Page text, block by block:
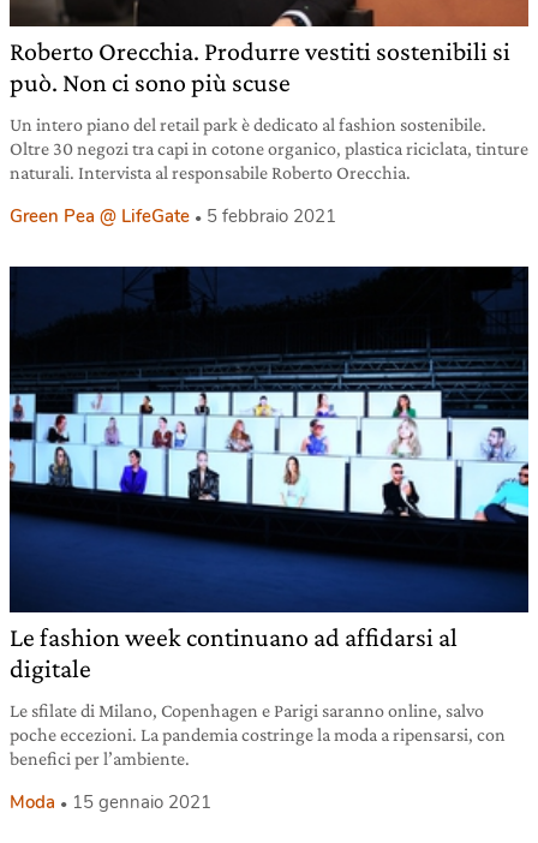
Roberto Orecchia. Produrre vestiti sostenibili si
può. Non ci sono più scuse
Un intero piano del retail park è dedicato al fashion sostenibile.
Oltre 30 negozi tra capi in cotone organico, plastica riciclata, tinture
naturali. Intervista al responsabile Roberto Orecchia.
Green Pea @ LifeGate 5 febbraio 2021
Le fashion week continuano ad affidarsi al
digitale
Le sfilate di Milano, Copenhagen e Parigi saranno online, salvo
poche eccezioni. La pandemia costringe la moda a ripensarsi, con
benefici per l’ambiente.
Moda 15 gennaio 2021